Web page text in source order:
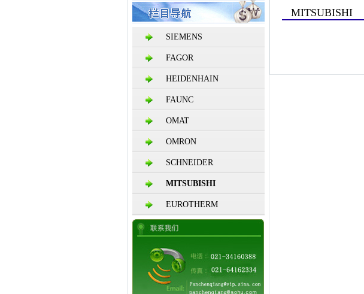
SIEMENS
FAGOR
HEIDENHAIN
FAUNC
OMAT
OMRON
SCHNEIDER
MITSUBISHI
EUROTHERM
MITSUBISHI